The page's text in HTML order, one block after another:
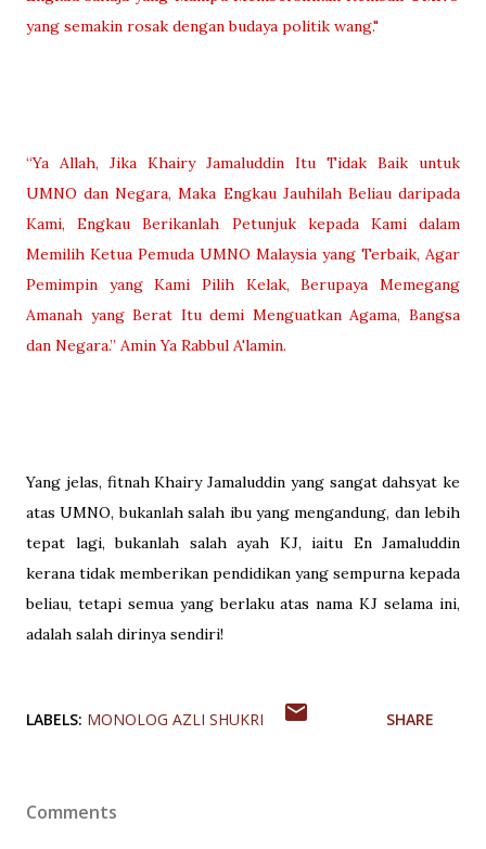
yang semakin rosak dengan budaya politik wang."
“Ya Allah, Jika Khairy Jamaluddin Itu Tidak Baik untuk
UMNO dan Negara, Maka Engkau Jauhilah Beliau daripada
Kami, Engkau Berikanlah Petunjuk kepada Kami dalam
Memilih Ketua Pemuda UMNO Malaysia yang Terbaik, Agar
Pemimpin yang Kami Pilih Kelak, Berupaya Memegang
Amanah yang Berat Itu demi Menguatkan Agama, Bangsa
dan Negara.” Amin Ya Rabbul A'lamin.
Yang jelas, fitnah Khairy Jamaluddin yang sangat dahsyat ke
atas UMNO, bukanlah salah ibu yang mengandung, dan lebih
tepat lagi, bukanlah salah ayah KJ, iaitu En Jamaluddin
kerana tidak memberikan pendidikan yang sempurna kepada
beliau, tetapi semua yang berlaku atas nama KJ selama ini,
adalah salah dirinya sendiri!
LABELS: MONOLOG AZLI SHUKRI SHARE
Comments